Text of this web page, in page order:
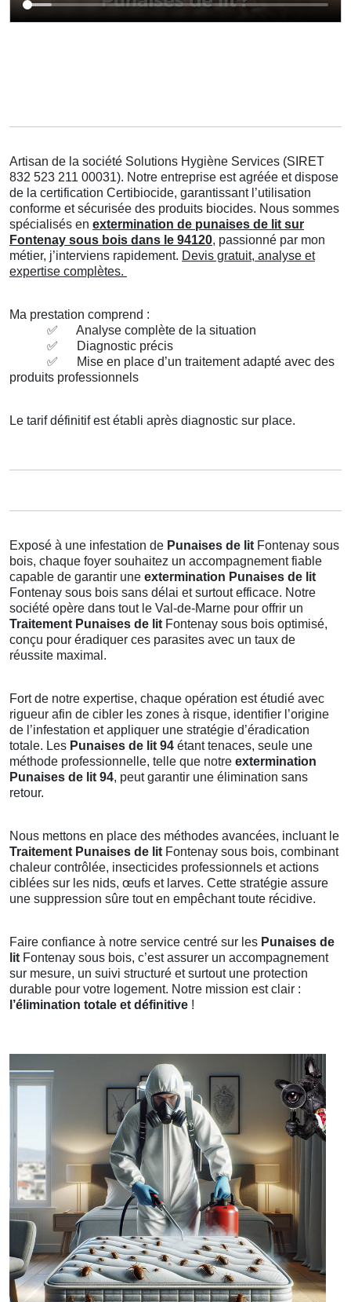
Artisan de la société Solutions Hygiène Services (SIRET
832 523 211 00031). Notre entreprise est agréée et dispose
de la certification Certibiocide, garantissant l’utilisation
conforme et sécurisée des produits biocides. Nous sommes
spécialisés en extermination de punaises de lit sur
Fontenay sous bois dans le 94120, passionné par mon
métier, j’interviens rapidement. Devis gratuit, analyse et
expertise complètes.
Ma prestation comprend :
✅
Analyse complète de la situation
✅
Diagnostic précis
✅
Mise en place d’un traitement adapté avec des
produits professionnels
Le tarif définitif est établi après diagnostic sur place.
Exposé à une infestation de Punaises de lit Fontenay sous
bois, chaque foyer souhaitez un accompagnement fiable
capable de garantir une extermination Punaises de lit
Fontenay sous bois sans délai et surtout efficace. Notre
société opère dans tout le Val-de-Marne pour offrir un
Traitement Punaises de lit Fontenay sous bois optimisé,
conçu pour éradiquer ces parasites avec un taux de
réussite maximal.
Fort de notre expertise, chaque opération est étudié avec
rigueur afin de cibler les zones à risque, identifier l’origine
de l’infestation et appliquer une stratégie d’éradication
totale. Les Punaises de lit 94 étant tenaces, seule une
méthode professionnelle, telle que notre extermination
Punaises de lit 94, peut garantir une élimination sans
retour.
Nous mettons en place des méthodes avancées, incluant le
Traitement Punaises de lit Fontenay sous bois, combinant
chaleur contrôlée, insecticides professionnels et actions
ciblées sur les nids, œufs et larves. Cette stratégie assure
une suppression sûre tout en empêchant toute récidive.
Faire confiance à notre service centré sur les Punaises de
lit Fontenay sous bois, c’est assurer un accompagnement
sur mesure, un suivi structuré et surtout une protection
durable pour votre logement. Notre mission est clair :
l’élimination totale et définitive !